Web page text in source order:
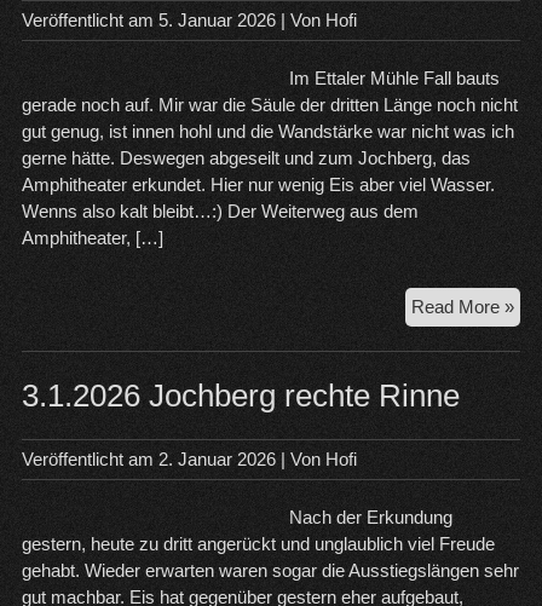
Veröffentlicht am 5. Januar 2026| Von Hofi
Im Ettaler Mühle Fall bauts
gerade noch auf. Mir war die Säule der dritten Länge noch nicht
gut genug, ist innen hohl und die Wandstärke war nicht was ich
gerne hätte. Deswegen abgeseilt und zum Jochberg, das
Amphitheater erkundet. Hier nur wenig Eis aber viel Wasser.
Wenns also kalt bleibt…:) Der Weiterweg aus dem
Amphitheater, […]
Read More »
3.1.2026 Jochberg rechte Rinne
Veröffentlicht am 2. Januar 2026| Von Hofi
Nach der Erkundung
gestern, heute zu dritt angerückt und unglaublich viel Freude
gehabt. Wieder erwarten waren sogar die Ausstiegslängen sehr
gut machbar. Eis hat gegenüber gestern eher aufgebaut,